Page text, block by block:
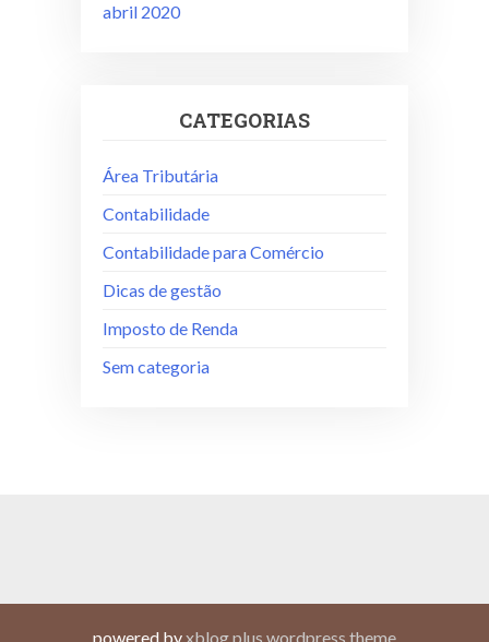
abril 2020
CATEGORIAS
Área Tributária
Contabilidade
Contabilidade para Comércio
Dicas de gestão
Imposto de Renda
Sem categoria
powered byxblog plus wordpress theme